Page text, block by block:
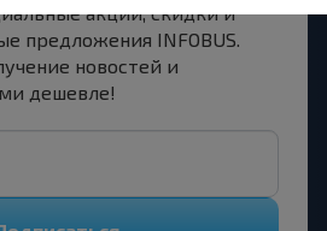
акции, скидки и
предложения INFOBUS.
новостей и
дешевле!